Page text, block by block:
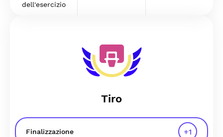
dell'esercizio
Tiro
Finalizzazione +1